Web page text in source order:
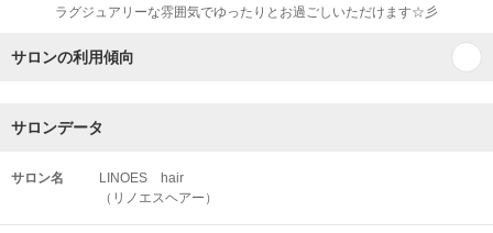
ラグジュアリーな雰囲気でゆったりとお過ごしいただけます☆彡
サロンの利用傾向
サロンデータ
サロン名
LINOES hair
（リノエスヘアー）